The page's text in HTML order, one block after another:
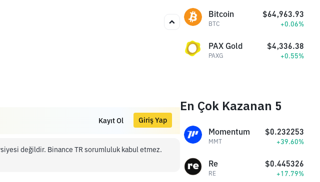
Kayıt Ol Giriş Yap
değildir. Binance TR sorumluluk kabul etmez.
Bitcoin
BTC
$64,963.93
+0.06%
PAX Gold
PAXG
$4,336.38
+0.55%
En Çok Kazanan 5
Momentum
MMT
$0.232253
+39.60%
Re
RE
$0.445326
+17.79%